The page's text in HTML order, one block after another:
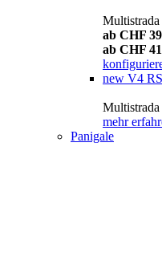
ab CHF
ab CHF
new V4
mehr
Panigale